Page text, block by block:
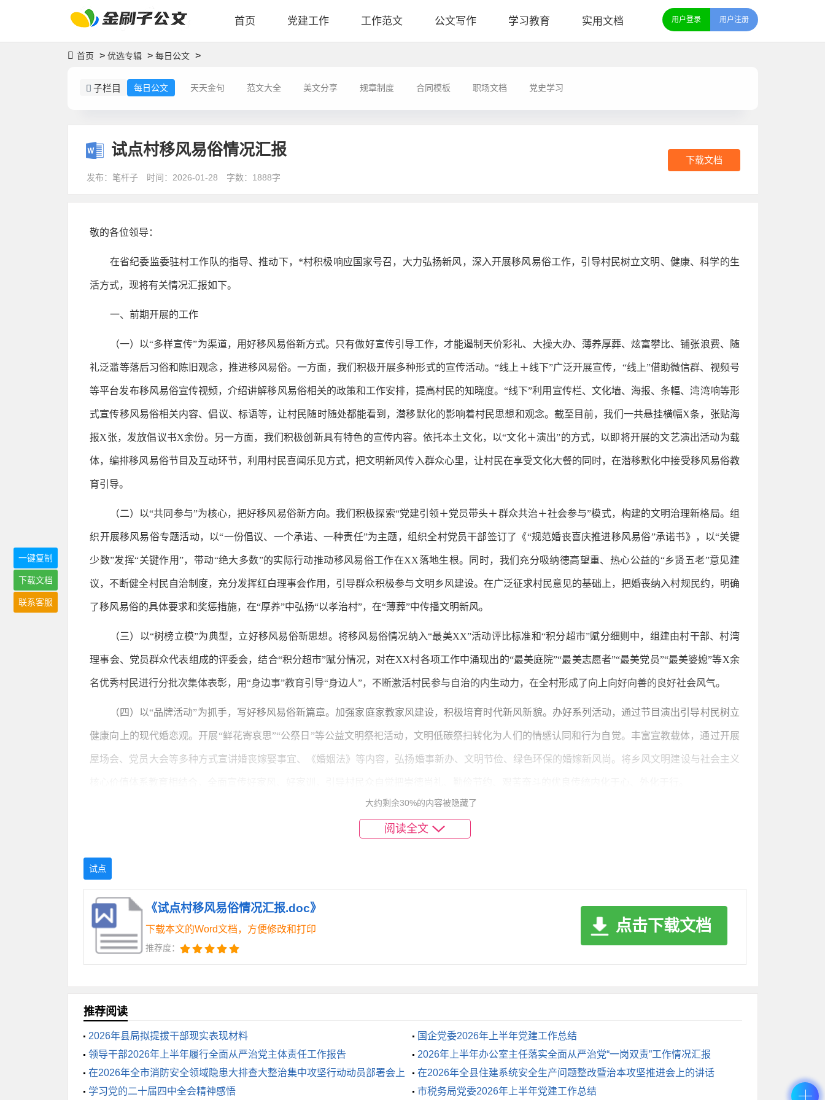
首页 党建工作 工作范文 公文写作 学习教育 实用文档 用户登录 用户注册
首页 > 优选专辑 > 每日公文 >
子栏目 每日公文 天天金句 范文大全 美文分享 规章制度 合同模板 职场文档 党史学习
试点村移风易俗情况汇报
发布：笔杆子 时间：2026-01-28 字数：1888字
下载文档
敬的各位领导：
在省纪委监委驻村工作队的指导、推动下，*村积极响应国家号召，大力弘扬新风，深入开展移风易俗工作，引导村民树立文明、健康、科学的生
活方式，现将有关情况汇报如下。
一、前期开展的工作
（一）以“多样宣传”为渠道，用好移风易俗新方式。只有做好宣传引导工作，才能遏制天价彩礼、大操大办、薄养厚葬、炫富攀比、铺张浪费、随
礼泛滥等落后习俗和陈旧观念，推进移风易俗。一方面，我们积极开展多种形式的宣传活动。“线上＋线下”广泛开展宣传，“线上”借助微信群、视频号
等平台发布移风易俗宣传视频，介绍讲解移风易俗相关的政策和工作安排，提高村民的知晓度。“线下”利用宣传栏、文化墙、海报、条幅、湾湾响等形
式宣传移风易俗相关内容、倡议、标语等，让村民随时随处都能看到，潜移默化的影响着村民思想和观念。截至目前，我们一共悬挂横幅X条，张贴海
报X张，发放倡议书X余份。另一方面，我们积极创新具有特色的宣传内容。依托本土文化，以“文化＋演出”的方式，以即将开展的文艺演出活动为载
体，编排移风易俗节目及互动环节，利用村民喜闻乐见方式，把文明新风传入群众心里，让村民在享受文化大餐的同时，在潜移默化中接受移风易俗教
育引导。
（二）以“共同参与”为核心，把好移风易俗新方向。我们积极探索“党建引领＋党员带头＋群众共治＋社会参与”模式，构建的文明治理新格局。组
织开展移风易俗专题活动，以“一份倡议、一个承诺、一种责任”为主题，组织全村党员干部签订了《“规范婚丧喜庆推进移风易俗”承诺书》，以“关键
少数”发挥“关键作用”，带动“绝大多数”的实际行动推动移风易俗工作在XX落地生根。同时，我们充分吸纳德高望重、热心公益的“乡贤五老”意见建
议，不断健全村民自治制度，充分发挥红白理事会作用，引导群众积极参与文明乡风建设。在广泛征求村民意见的基础上，把婚丧纳入村规民约，明确
了移风易俗的具体要求和奖惩措施，在“厚养”中弘扬“以孝治村”，在“薄葬”中传播文明新风。
（三）以“树榜立模”为典型，立好移风易俗新思想。将移风易俗情况纳入“最美XX”活动评比标准和“积分超市”赋分细则中，组建由村干部、村湾
理事会、党员群众代表组成的评委会，结合“积分超市”赋分情况，对在XX村各项工作中涌现出的“最美庭院”“最美志愿者”“最美党员”“最美婆媳”等X余
名优秀村民进行分批次集体表彰，用“身边事”教育引导“身边人”，不断激活村民参与自治的内生动力，在全村形成了向上向好向善的良好社会风气。
（四）以“品牌活动”为抓手，写好移风易俗新篇章。加强家庭家教家风建设，积极培育时代新风新貌。办好系列活动，通过节目演出引导村民树立
健康向上的现代婚恋观。开展“鲜花寄哀思”“公祭日”等公益文明祭祀活动，文明低碳祭扫转化为人们的情感认同和行为自觉。丰富宣教载体，通过开展
屋场会、党员大会等多种方式宣讲婚丧嫁娶事宜、《婚姻法》等内容，弘扬婚事新办、文明节俭、绿色环保的婚嫁新风尚。将乡风文明建设与社会主义
通过我们的共同努力，移风易俗工作取得了显著成效。一是村民的思想观念发生了转变，越来越多的村民开始注重文明、健康的生活方式；二是乡
村环境得到了改善，村湾公共区域、家庭户环境卫生被纳入“红黑榜”评比后，村民们纷纷行动起来，改变了影响农村人居环境不良习惯，共同做好村湾
公共区域和自家房前屋后室内环境卫生；三是村民的凝聚力和向心力得到了增强，礼金和宴请桌数都减少了，减轻了大家的负担，也让我们的乡村社会
更加和谐稳定。
三、存在问题及改进措施
针对以上问题，我们将采取以下改进措施：一是加强宣传教育。发挥好妇联工作优势，关于婚丧嫁娶，妇女同志在家庭中占据主要话语权，我们将
用，让红白理事会的同志通过走一走、问一问、谈一谈等形式主动上门宣传，确保各项制度得到有效执行；三是丰富文化活动。创作歌舞、戏曲等群众
性节目宣讲移风易俗政策和措施，营造良好社会氛围。
大约剩余30%的内容被隐藏了
阅读全文
试点
《试点村移风易俗情况汇报.doc》
下载本文的Word文档，方便修改和打印
推荐度：
点击下载文档
推荐阅读
2026年县局拟提拔干部现实表现材料
国企党委2026年上半年党建工作总结
领导干部2026年上半年履行全面从严治党主体责任工作报告
2026年上半年办公室主任落实全面从严治党“一岗双责”工作情况汇报
在2026年全市消防安全领域隐患大排查大整治集中攻坚行动动员部署会上
的讲话
在2026年全县住建系统安全生产问题整改暨治本攻坚推进会上的讲话
学习党的二十届四中全会精神感悟
市税务局党委2026年上半年党建工作总结
一键复制
下载文档
联系客服